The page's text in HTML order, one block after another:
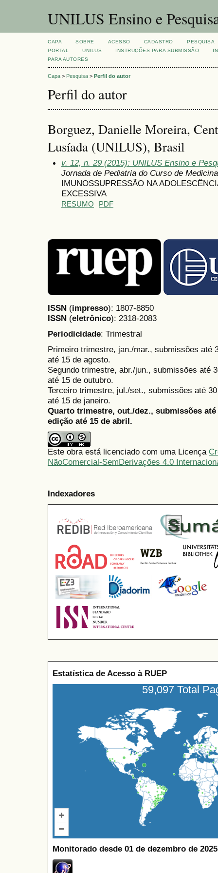
UNILUS Ensino e
CAPA SOBRE ACESSO CADASTRO
PESQUISA
PORTAL
UNILUS INSTRUÇÕES PARA SUBMISSÃO
PARA AUTORES
Capa > Pesquisa > Perfil do autor
Perfil do autor
Borguez, Danielle Moreira,
Lusíada (UNILUS), Brasil
v. 12, n. 29 (2015): UNILUS Ensino e
Jornada de Pediatria do Curso de
IMUNOSSUPRESSÃO NA
EXCESSIVA
RESUMO PDF
ISSN (impresso): 1807-8850
ISSN (eletrônico): 2318-2083
Periodicidade: Trimestral
Primeiro trimestre, jan./mar., submissões até
até 15 de agosto.
Segundo trimestre, abr./jun., submissões até
até 15 de outubro.
Terceiro trimestre, jul./set., submissões até
até 15 de janeiro.
Quarto trimestre, out./dez., submissões
edição até 15 de abril.
Este obra está licenciado com uma Licença
NãoComercial-SemDerivações 4.0
Indexadores
Estatística de Acesso à RUEP
59,097 Total
Monitorado desde 01 de dezembro de